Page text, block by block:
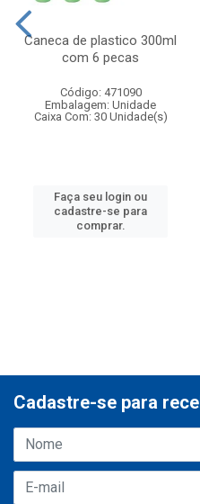
Caneca de plastico 300ml
com 6 pecas
Código: 471090
Embalagem: Unidade
Caixa Com: 30 Unidade(s)
Faça seu login ou
cadastre-se para
comprar.
Cadastre-se para